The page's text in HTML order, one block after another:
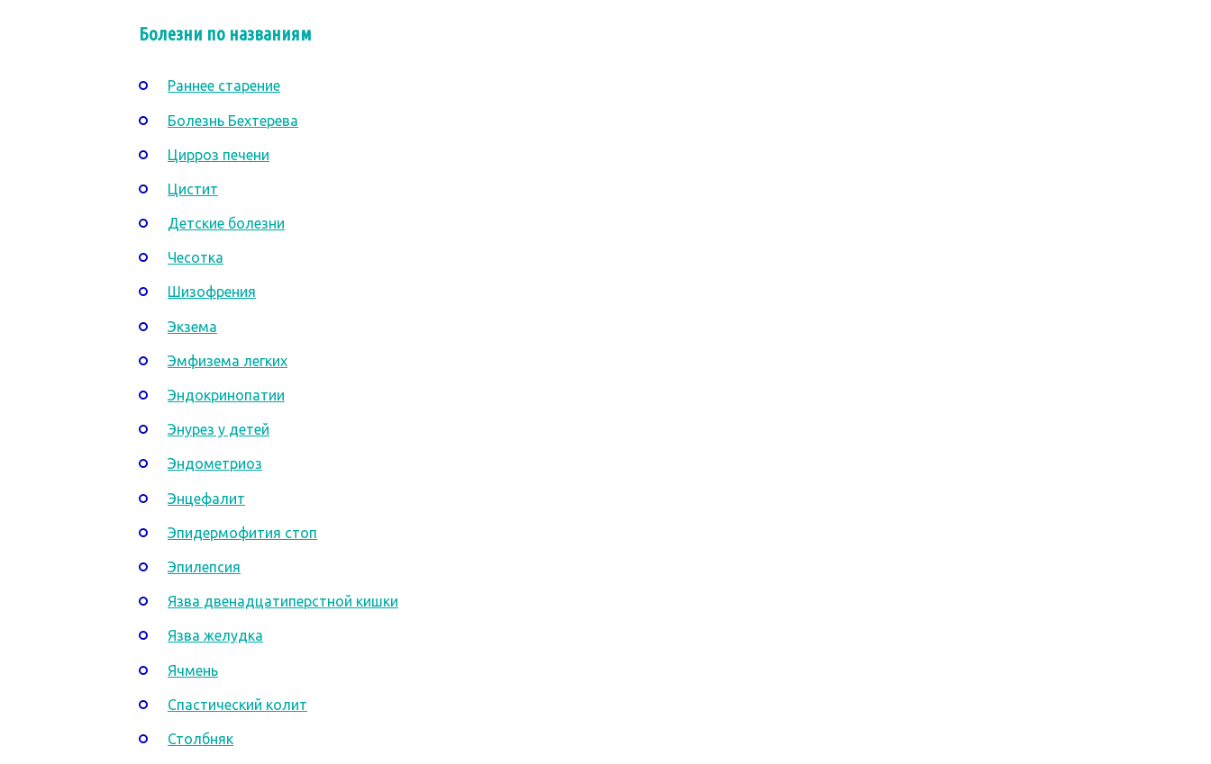
Болезни по названиям
Раннее старение
Болезнь Бехтерева
Цирроз печени
Цистит
Детские болезни
Чесотка
Шизофрения
Экзема
Эмфизема легких
Эндокринопатии
Энурез у детей
Эндометриоз
Энцефалит
Эпидермофития стоп
Эпилепсия
Язва двенадцатиперстной кишки
Язва желудка
Ячмень
Спастический колит
Столбняк